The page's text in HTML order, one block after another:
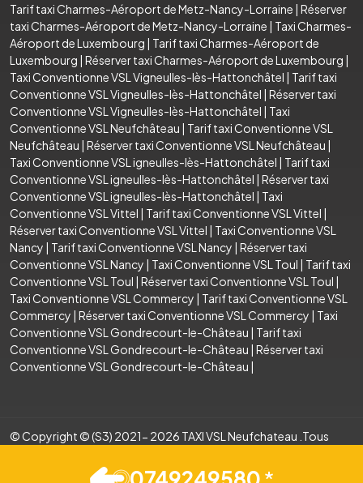
Tarif taxi Charmes-Aéroport de Metz-Nancy-Lorraine | Réserver
taxi Charmes-Aéroport de Metz-Nancy-Lorraine | Taxi Charmes-
Aéroport de Luxembourg | Tarif taxi Charmes-Aéroport de
Luxembourg | Réserver taxi Charmes-Aéroport de Luxembourg |
Taxi Conventionne VSL Vigneulles-lès-Hattonchâtel | Tarif taxi
Conventionne VSL Vigneulles-lès-Hattonchâtel | Réserver taxi
Conventionne VSL Vigneulles-lès-Hattonchâtel | Taxi
Conventionne VSL Neufchâteau | Tarif taxi Conventionne VSL
Neufchâteau | Réserver taxi Conventionne VSL Neufchâteau |
Taxi Conventionne VSL igneulles-lès-Hattonchâtel | Tarif taxi
Conventionne VSL igneulles-lès-Hattonchâtel | Réserver taxi
Conventionne VSL igneulles-lès-Hattonchâtel | Taxi
Conventionne VSL Vittel | Tarif taxi Conventionne VSL Vittel |
Réserver taxi Conventionne VSL Vittel | Taxi Conventionne VSL
Nancy | Tarif taxi Conventionne VSL Nancy | Réserver taxi
Conventionne VSL Nancy | Taxi Conventionne VSL Toul | Tarif taxi
Conventionne VSL Toul | Réserver taxi Conventionne VSL Toul |
Taxi Conventionne VSL Commercy | Tarif taxi Conventionne VSL
Commercy | Réserver taxi Conventionne VSL Commercy | Taxi
Conventionne VSL Gondrecourt-le-Château | Tarif taxi
Conventionne VSL Gondrecourt-le-Château | Réserver taxi
Conventionne VSL Gondrecourt-le-Château |
© Copyright © (S3) 2021- 2026 TAXI VSL Neufchateau .Tous